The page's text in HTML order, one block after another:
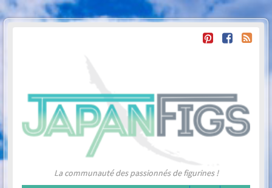
La communauté des passionnés de figurines !